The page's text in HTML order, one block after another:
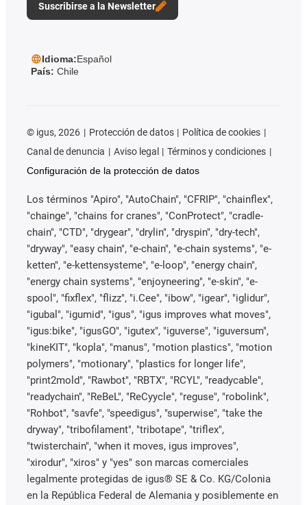
Suscribirse a la Newsletter
Idioma:Español
País: Chile
© igus, 2026 Protección de datos
Política de cookies
Canal de denuncia
Aviso legal
Términos y condiciones
Configuración de la protección de datos
Los términos "Apiro", "AutoChain", "CFRIP", "chainflex",
"chainge", "chains for cranes", "ConProtect", "cradle-
chain", "CTD", "drygear", "drylin", "dryspin", "dry-tech",
"dryway", "easy chain", "e-chain", "e-chain systems", "e-
ketten", "e-kettensysteme", "e-loop", "energy chain",
"energy chain systems", "enjoyneering", "e-skin", "e-
spool", "fixflex", "flizz", "i.Cee", "ibow", "igear", "iglidur",
"igubal", "igumid", "igus", "igus improves what moves",
"igus:bike", "igusGO", "igutex", "iguverse", "iguversum",
"kineKIT", "kopla", "manus", "motion plastics", "motion
polymers", "motionary", "plastics for longer life",
"print2mold", "Rawbot", "RBTX", "RCYL", "readycable",
"readychain", "ReBeL", "ReCyycle", "reguse", "robolink",
"Rohbot", "savfe", "speedigus", "superwise", "take the
dryway", "tribofilament", "tribotape", "triflex",
"twisterchain", "when it moves, igus improves",
"xirodur", "xiros" y "yes" son marcas comerciales
legalmente protegidas de igus® SE & Co. KG/Colonia
en la República Federal de Alemania y posiblemente en